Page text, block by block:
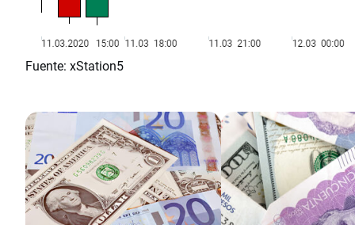
Fuente: xStation5